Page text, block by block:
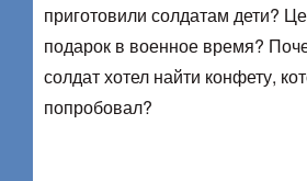
приготовили солдатам дети?
подарок в военное время?
солдат хотел найти конфету,
попробовал?